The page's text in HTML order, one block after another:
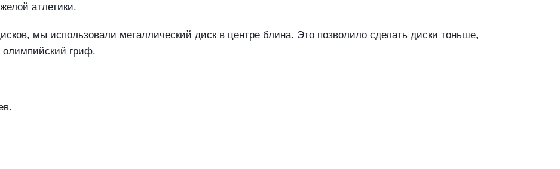
атлетики.
мы использовали металлический диск в центре блина. Это позволило сделать диски тоньше,
олимпийский гриф.